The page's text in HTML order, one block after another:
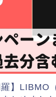
羅】LIBMO